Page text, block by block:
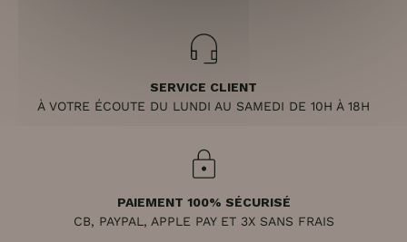
SERVICE CLIENT
À VOTRE ÉCOUTE DU LUNDI AU SAMEDI DE 10H À 18H
PAIEMENT 100% SÉCURISÉ
CB, PAYPAL, APPLE PAY ET 3X SANS FRAIS